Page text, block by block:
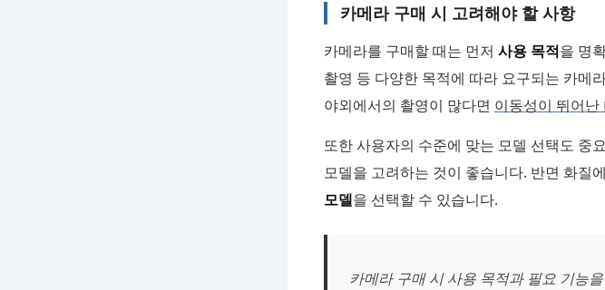
카메라 구매 시 고려해야 할 사항
카메라를 구매할 때는 먼저 사용 목적을 명
촬영 등 다양한 목적에 따라 요구되는 카메
야외에서의 촬영이 많다면 이동성이 뛰어
또한 사용자의 수준에 맞는 모델 선택도 중
모델을 고려하는 것이 좋습니다. 반면 화질
모델을 선택할 수 있습니다.
카메라 구매 시 사용 목적과 필요 기능